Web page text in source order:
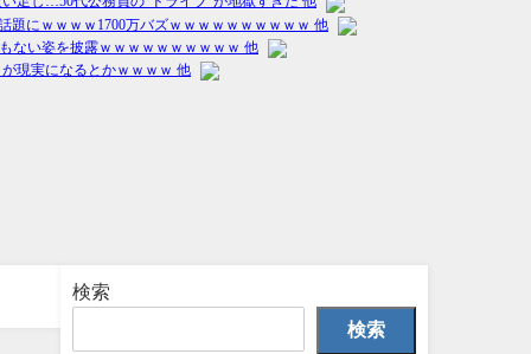
検索
検索